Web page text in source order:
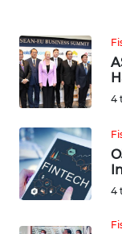
4
4
NTT
WN
KEPRI
WN
PAPUA
PAPUA